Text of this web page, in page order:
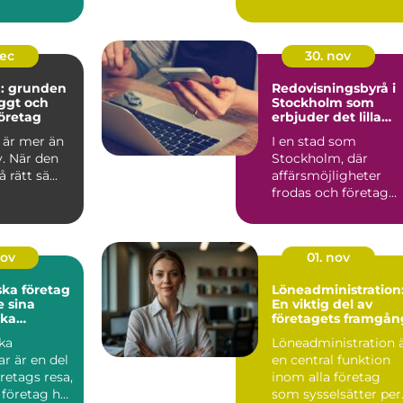
grunden
och
mer än
När den
rätt sä...
30. nov
Redovisningsbyrå i
Stockholm som
erbjuder det lilla
I en stad som
Stockholm, där
affärsmöjligheter
frodas och företag
företag
sina
är en del
resa,
har
01. nov
En viktig del av
företagets
Löneadministration
en central funktion
inom alla företag
som sysselsätter